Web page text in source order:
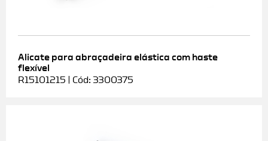
Alicate para abraçadeira elástica com haste
flexível
R15101215 | Cód: 3300375